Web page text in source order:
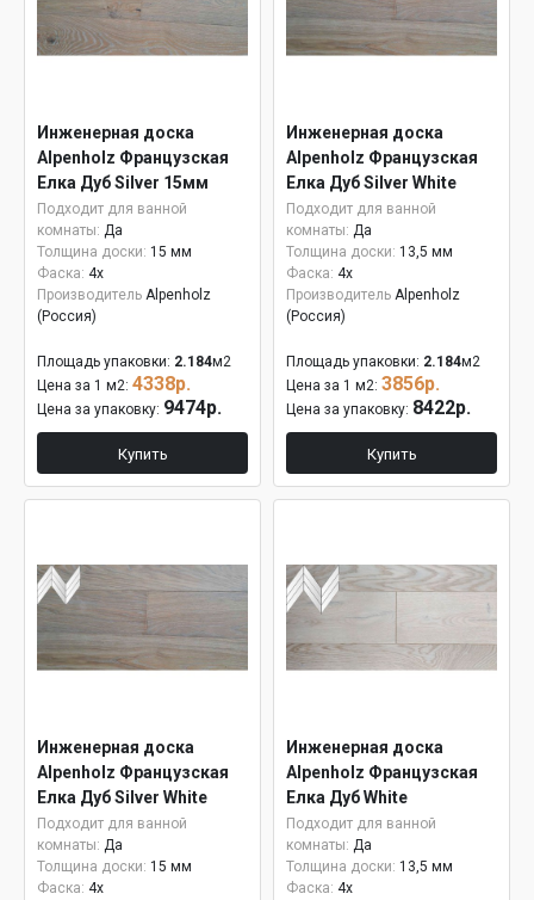
Инженерная доска
Alpenholz Французская
Елка Дуб Silver 15мм
Подходит для ванной
комнаты: Да
Толщина доски: 15 мм
Фаска: 4x
Производитель Alpenholz
(Россия)
Площадь упаковки: 2.184м2
Цена за 1 м2: 4338р.
Цена за упаковку: 9474р.
Купить
Инженерная доска
Alpenholz Французская
Елка Дуб Silver White
Подходит для ванной
комнаты: Да
Толщина доски: 13,5 мм
Фаска: 4x
Производитель Alpenholz
(Россия)
Площадь упаковки: 2.184м2
Цена за 1 м2: 3856р.
Цена за упаковку: 8422р.
Купить
Инженерная доска
Alpenholz Французская
Елка Дуб Silver White
15мм
Подходит для ванной
комнаты: Да
Толщина доски: 15 мм
Фаска: 4x
Инженерная доска
Alpenholz Французская
Елка Дуб White
Подходит для ванной
комнаты: Да
Толщина доски: 13,5 мм
Фаска: 4x